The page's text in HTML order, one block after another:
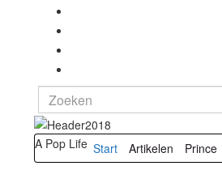
Search
for:
A Pop Life Start Artikelen Prince